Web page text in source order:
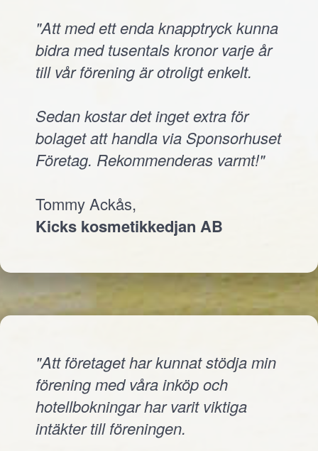
"Att med ett enda knapptryck kunna
bidra med tusentals kronor varje år
till vår förening är otroligt enkelt.
Sedan kostar det inget extra för
bolaget att handla via Sponsorhuset
Företag. Rekommenderas varmt!"
Tommy Ackås,
Kicks kosmetikkedjan AB
"Att företaget har kunnat stödja min
förening med våra inköp och
hotellbokningar har varit viktiga
intäkter till föreningen.